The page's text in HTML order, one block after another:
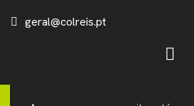
geral@colreis.pt